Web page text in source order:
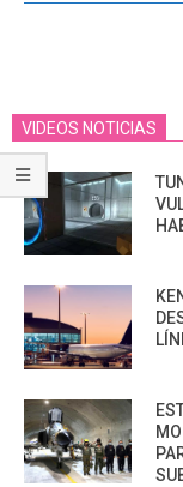
VIDEOS NOTICIAS